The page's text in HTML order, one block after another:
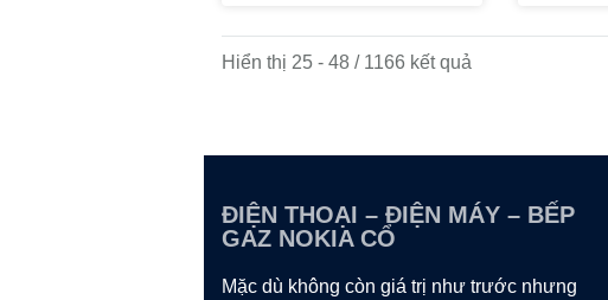
ĐIỆN THOẠI – ĐIỆN MÁY – BẾP
GAZ NOKIA CỔ
Mặc dù không còn giá trị như trước nhưng
Hiển thị 25 - 48 / 1166 kết quả